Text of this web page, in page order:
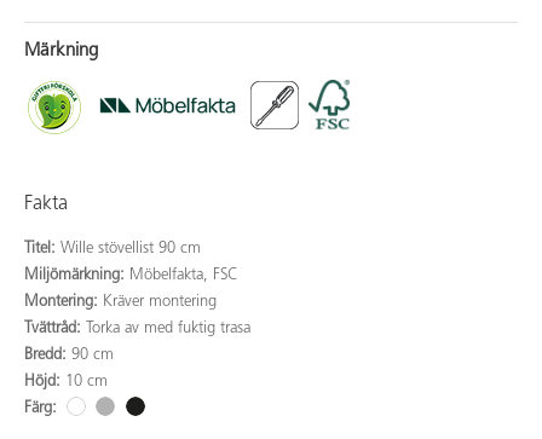
Märkning
Fakta
Titel: Wille stövellist 90 cm
Miljömärkning: Möbelfakta, FSC
Montering: Kräver montering
Tvättråd:
Torka av med fuktig trasa
Bredd: 90 cm
Höjd: 10 cm
Färg: